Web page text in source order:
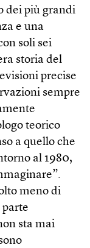
dei più grandi
e una
soli sei
storia del
precise
sempre
teorico
a quello che
al 1980,
meno di
parte
sta mai